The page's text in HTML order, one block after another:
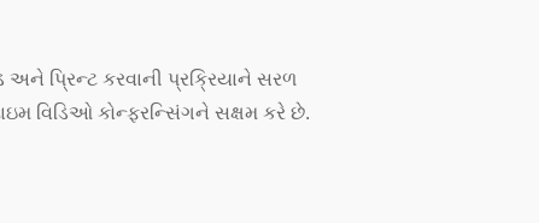
પ્રિન્ટ કરવાની પ્રક્રિયાને સરળ
વિડિઓ કોન્ફરન્સિંગને સક્ષમ કરે છે.